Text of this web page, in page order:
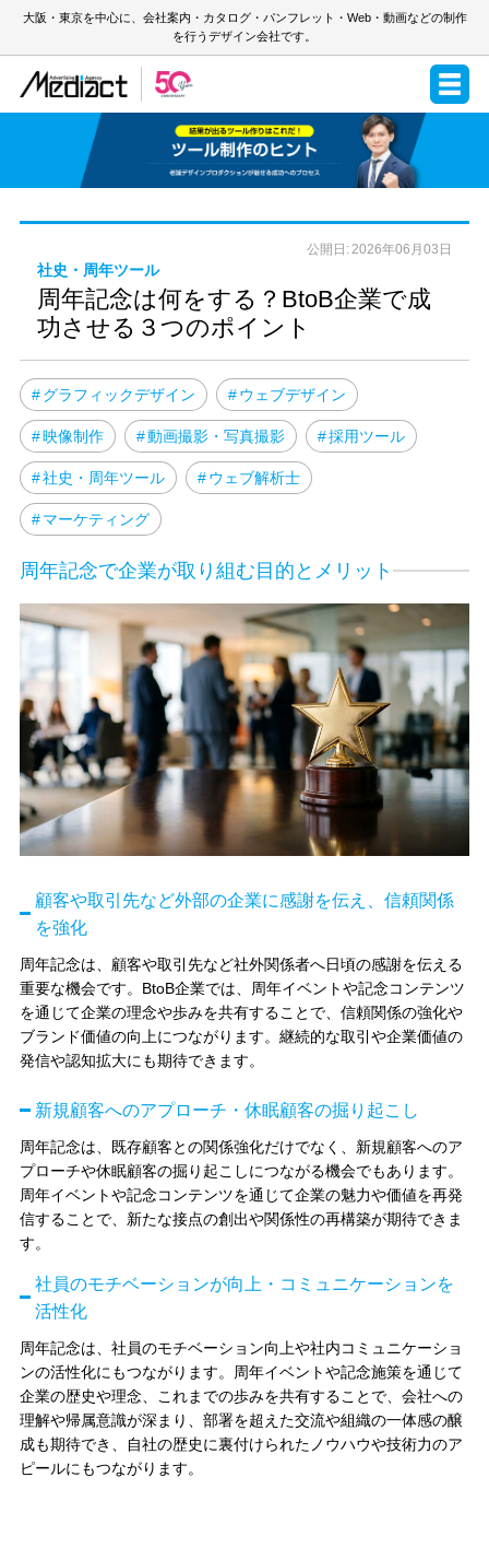
大阪・東京を中心に、会社案内・カタログ・パンフレット・Web・動画などの制作
を行うデザイン会社です。
2026年06月03日
社史・周年ツール
周年記念は何をする？BtoB企業で成
功させる３つのポイント
グラフィックデザイン ウェブデザイン
映像制作 動画撮影・写真撮影 採用ツール
社史・周年ツール ウェブ解析士
マーケティング
周年記念で企業が取り組む目的とメリット
顧客や取引先など外部の企業に感謝を伝え、信頼関係
を強化
周年記念は、顧客や取引先など社外関係者へ日頃の感謝を伝える
重要な機会です。BtoB企業では、周年イベントや記念コンテンツ
を通じて企業の理念や歩みを共有することで、信頼関係の強化や
ブランド価値の向上につながります。継続的な取引や企業価値の
発信や認知拡大にも期待できます。
新規顧客へのアプローチ・休眠顧客の掘り起こし
周年記念は、既存顧客との関係強化だけでなく、新規顧客へのア
プローチや休眠顧客の掘り起こしにつながる機会でもあります。
周年イベントや記念コンテンツを通じて企業の魅力や価値を再発
信することで、新たな接点の創出や関係性の再構築が期待できま
す。
社員のモチベーションが向上・コミュニケーションを
活性化
周年記念は、社員のモチベーション向上や社内コミュニケーショ
ンの活性化にもつながります。周年イベントや記念施策を通じて
企業の歴史や理念、これまでの歩みを共有することで、会社への
理解や帰属意識が深まり、部署を超えた交流や組織の一体感の醸
成も期待でき、自社の歴史に裏付けられたノウハウや技術力のア
ピールにもつながります。